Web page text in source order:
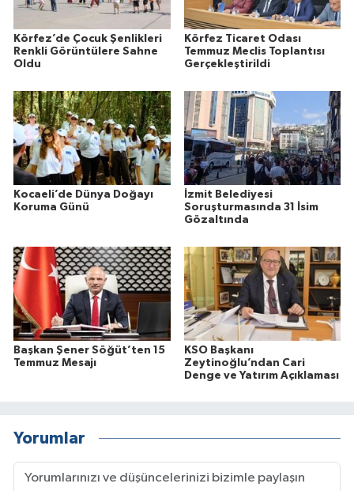
Körfez’de Çocuk Şenlikleri
Renkli Görüntülere Sahne
Oldu
Körfez Ticaret Odası
Temmuz Meclis Toplantısı
Gerçekleştirildi
Kocaeli’de Dünya Doğayı
Koruma Günü
İzmit Belediyesi
Soruşturmasında 31 İsim
Gözaltında
Başkan Şener Söğüt’ten 15
Temmuz Mesajı
KSO Başkanı
Zeytinoğlu’ndan Cari
Denge ve Yatırım Açıklaması
Yorumlar